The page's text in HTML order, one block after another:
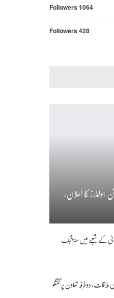
Followers 1064
Followers 428
ہولڈرز کا اعلان،
کے شعبے میں سٹریٹجک
دوطرفہ تعاون پر گفتگو